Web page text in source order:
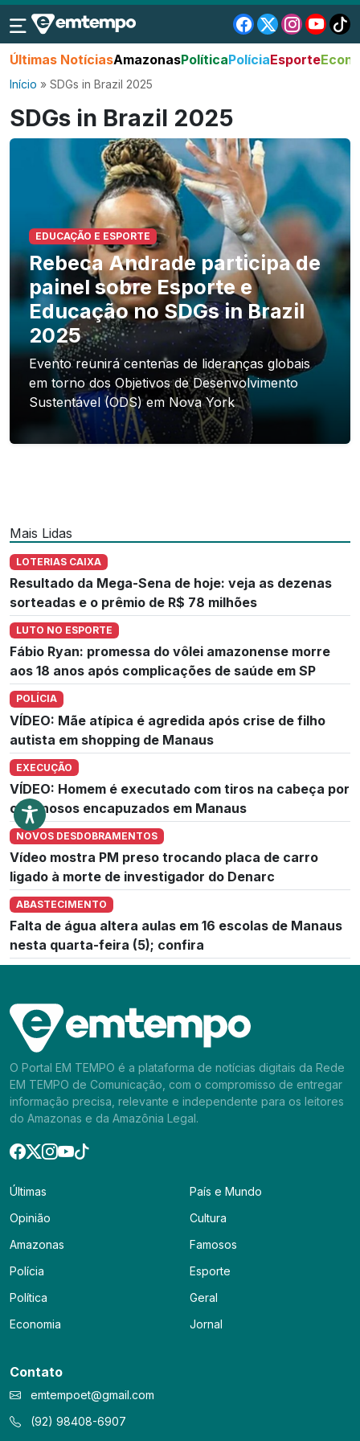
Últimas NotíciasAmazonasPolíticaPolíciaEsporte
Início » SDGs in Brazil 2025
SDGs in Brazil 2025
EDUCAÇÃO E ESPORTE
Rebeca Andrade participa de
painel sobre Esporte e
Educação no SDGs in Brazil
2025
Evento reunirá centenas de lideranças globais
em torno dos Objetivos de Desenvolvimento
Sustentável (ODS) em Nova York
Mais Lidas
LOTERIAS CAIXA
Resultado da Mega-Sena de hoje: veja as dezenas
sorteadas e o prêmio de R$ 78 milhões
LUTO NO ESPORTE
Fábio Ryan: promessa do vôlei amazonense morre
aos 18 anos após complicações de saúde em SP
POLÍCIA
VÍDEO: Mãe atípica é agredida após crise de filho
autista em shopping de Manaus
EXECUÇÃO
VÍDEO: Homem é executado com tiros na cabeça por
criminosos encapuzados em Manaus
NOVOS DESDOBRAMENTOS
Vídeo mostra PM preso trocando placa de carro
ligado à morte de investigador do Denarc
ABASTECIMENTO
Falta de água altera aulas em 16 escolas de Manaus
nesta quarta-feira (5); confira
O Portal EM TEMPO é a plataforma de notícias digitais da Rede
EM TEMPO de Comunicação, com o compromisso de entregar
informação precisa, relevante e independente para os leitores
do Amazonas e da Amazônia Legal.
Últimas
Opinião
Amazonas
Polícia
Política
Economia
País e Mundo
Cultura
Famosos
Esporte
Geral
Jornal
Contato
emtempoet@gmail.com
(92) 98408-6907